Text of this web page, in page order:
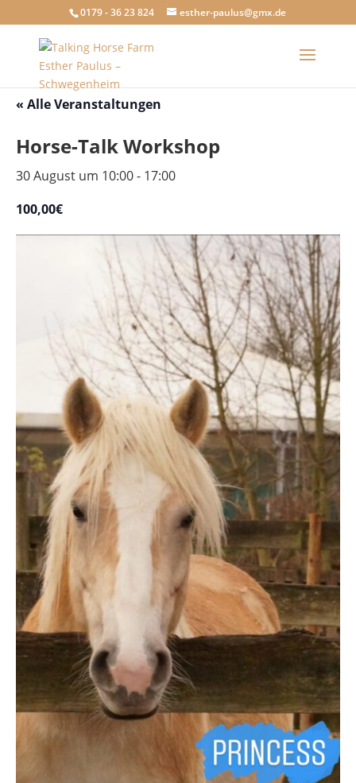
0179 - 36 23 824 esther-paulus@gmx.de
« Alle Veranstaltungen
Horse-Talk Workshop
30 August um 10:00- 17:00
100,00€